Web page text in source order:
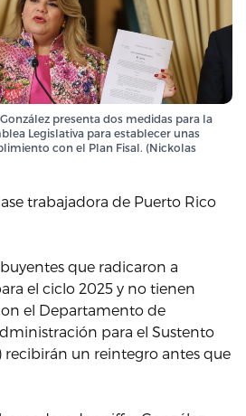
presenta dos medidas para la
Legislativa para establecer unas
con el Plan Fisal. (Nickolas
trabajadora de Puerto Rico
que radicaron a
el ciclo 2025 y no tienen
el Departamento de
para el Sustento
recibirán un reintegro antes que